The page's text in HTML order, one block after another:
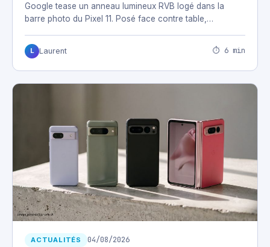
Google tease un anneau lumineux RVB logé dans la
barre photo du Pixel 11. Posé face contre table,…
L Laurent ⏱ 6 min
ACTUALITÉS 04/08/2026